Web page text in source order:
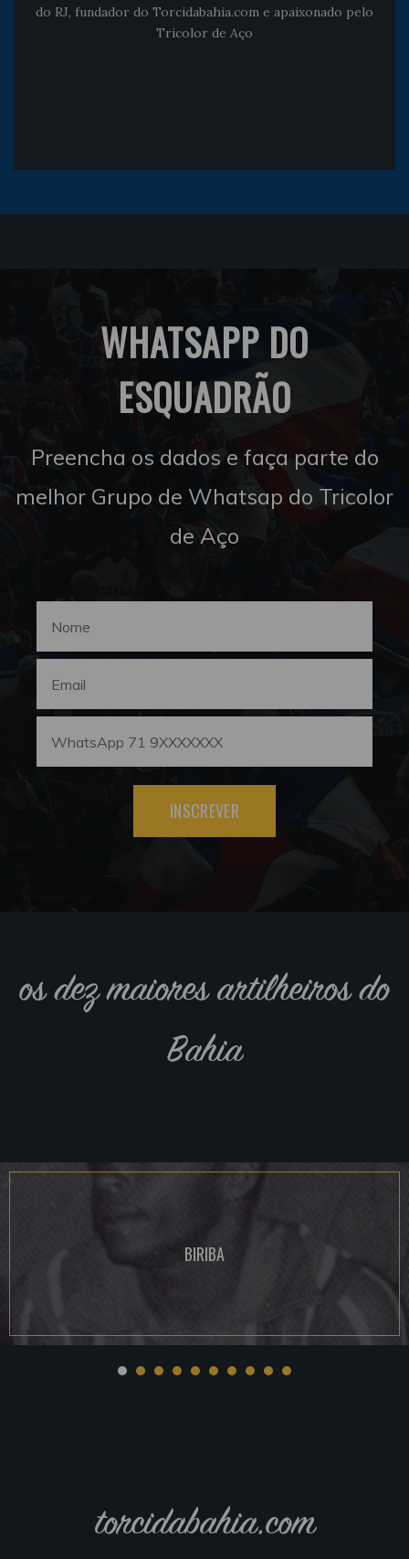
do RJ, fundador do Torcidabahia.com e apaixonado pelo
Tricolor de Aço
WHATSAPP DO
ESQUADRÃO
Preencha os dados e faça parte do
melhor Grupo de Whatsap do Tricolor
de Aço
INSCREVER
os dez maiores artilheiros do
Bahia
BIRIBA
torcidabahia.com